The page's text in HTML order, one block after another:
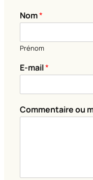
C
o
m
e
t
i
e
Nom*
Prénom
E-mail*
Commentaire ou